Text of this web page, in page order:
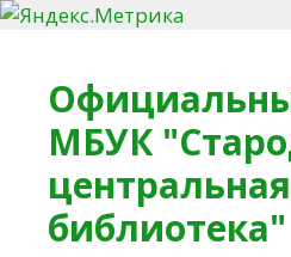
МБУК
центральная
библиотека"